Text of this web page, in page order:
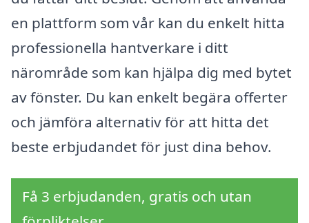
en plattform som vår kan du enkelt hitta
professionella hantverkare i ditt
närområde som kan hjälpa dig med bytet
av fönster. Du kan enkelt begära offerter
och jämföra alternativ för att hitta det
beste erbjudandet för just dina behov.
Få 3 erbjudanden, gratis och utan